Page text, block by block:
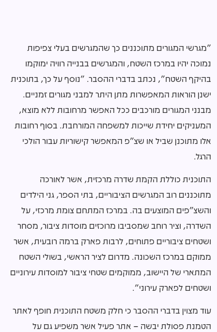
"מגרשי המגורים מתוכננים כך שהמגרשים בעלי צפיפות
נמוכה יהיו במרכז השטח, והמגרשים בבנייה רוויה ימוקמו
בהיקף השטח", נכתב בדברי ההסבר. "נוסף על כך, בתוכנית
ישנן הוראות המאפשרות מתן היתר למבני מגורים זמניים.
מבנני המגורים מורכבים ככל האפשר מרחובות ללא מוצא,
המעניקים יחידת שייכות למשפחה המורחבת. בסוף רחובות
אלו מתוכנן שביל או שצ"פ המאפשר קישוריות עבור הולכי
הרגל.
התוכנית כוללת הקמת שדרה מרכזית, אשר לאורכה
מתוכננים רוב המגרשים הציבוריים, בתי הספר, גני הילדים
והשצ"פים המוצעים בה. במרכז המתחם צומת מרכזי, על
השדרה, וציר רוחב שמסביבו מרוכזים מוסדות ציבור, מסחר
ושטחים ציבוריים פתוחים, לרבות פארק ברמה רובעית, אשר
ממוקם במרכז השכונה. מדרום לציר הראשי, בשולי השטח
המתארי של היישוב, ממוקמים שטחי ציבור למוסדות עירוניים
ושטחים לפארק עירוני".
עוד מצוין בדברי ההסבר כי חלק משטח התוכנית חופף לאתר
הטמנת פסולת יבשה – אתר פעיל אשר משפיע גם על